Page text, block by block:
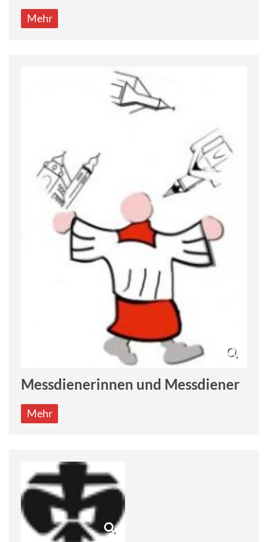
Mehr
Messdienerinnen und Messdiener
Mehr